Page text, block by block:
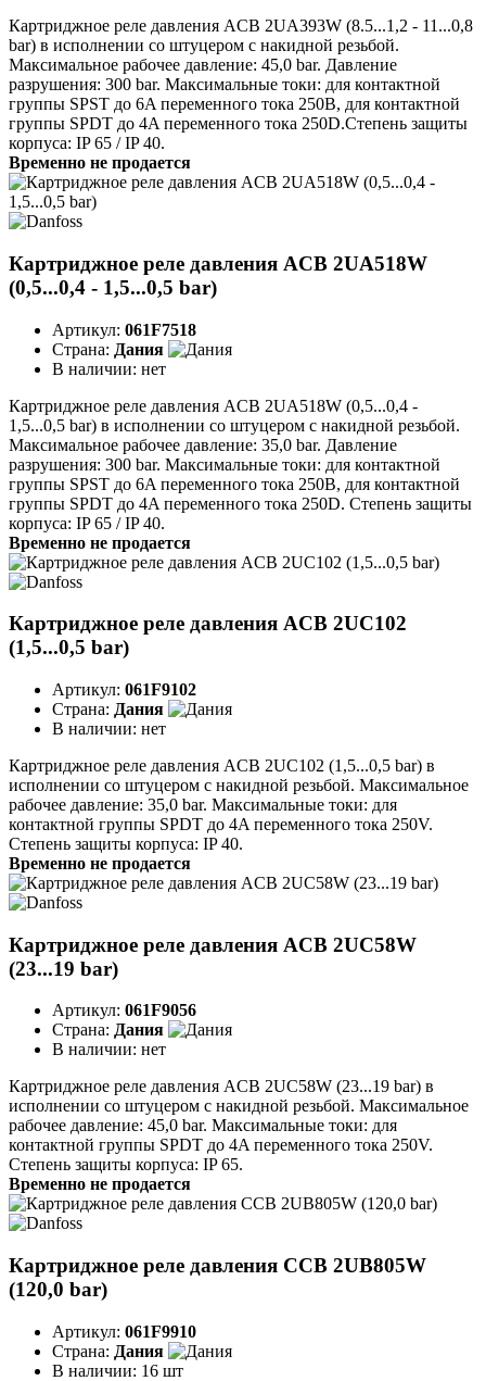
Картриджное реле давления ACB 2UA393W (8.5...1,2 - 11...0,8
bar) в исполнении со штуцером с накидной резьбой.
Максимальное рабочее давление: 45,0 bar. Давление
разрушения: 300 bar. Максимальные токи: для контактной
группы SPST до 6A переменного тока 250B, для контактной
группы SPDT до 4A переменного тока 250D.Степень защиты
корпуса: IP 65 / IP 40.
Временно не продается
Картриджное реле давления ACB 2UA518W
(0,5...0,4 - 1,5...0,5 bar)
Артикул: 061F7518
Страна: Дания
В наличии: нет
Картриджное реле давления ACB 2UA518W (0,5...0,4 -
1,5...0,5 bar) в исполнении со штуцером с накидной резьбой.
Максимальное рабочее давление: 35,0 bar. Давление
разрушения: 300 bar. Максимальные токи: для контактной
группы SPST до 6A переменного тока 250B, для контактной
группы SPDT до 4A переменного тока 250D. Степень защиты
корпуса: IP 65 / IP 40.
Временно не продается
Картриджное реле давления ACB 2UC102
(1,5...0,5 bar)
Артикул: 061F9102
Страна: Дания
В наличии: нет
Картриджное реле давления ACB 2UC102 (1,5...0,5 bar) в
исполнении со штуцером с накидной резьбой. Максимальное
рабочее давление: 35,0 bar. Максимальные токи: для
контактной группы SPDT до 4A переменного тока 250V.
Степень защиты корпуса: IP 40.
Временно не продается
Картриджное реле давления ACB 2UC58W
(23...19 bar)
Артикул: 061F9056
Страна: Дания
В наличии: нет
Картриджное реле давления ACB 2UC58W (23...19 bar) в
исполнении со штуцером с накидной резьбой. Максимальное
рабочее давление: 45,0 bar. Максимальные токи: для
контактной группы SPDT до 4A переменного тока 250V.
Степень защиты корпуса: IP 65.
Временно не продается
Картриджное реле давления CCB 2UB805W
(120,0 bar)
Артикул: 061F9910
Страна: Дания
В наличии: 16 шт